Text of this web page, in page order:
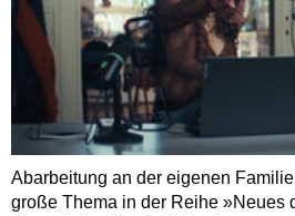
Abarbeitung an der eigenen
große Thema in der Reihe »Neues